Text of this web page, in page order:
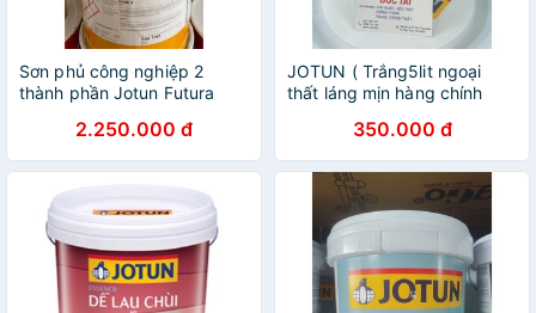
Sơn phủ công nghiệp 2
thành phần Jotun Futura
2.250.000 đ
JOTUN ( Trắng5lit ngoại
thất láng mịn hàng chính
không sợ xấu nhé
350.000 đ